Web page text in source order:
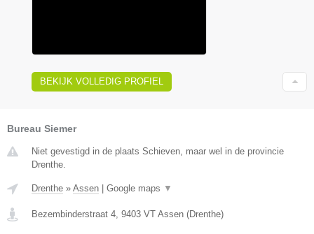
BEKIJK VOLLEDIG PROFIEL
Bureau Siemer
Niet gevestigd in de plaats Schieven, maar wel in de provincie
Drenthe.
Drenthe » Assen Google maps ▼
Bezembinderstraat 4, 9403 VT Assen (Drenthe)